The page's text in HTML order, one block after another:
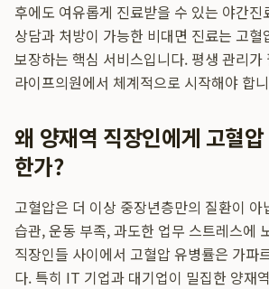
후에도 여유롭게 진료받을 수 있는 야간진
상담과 처방이 가능한 비대면 진료는 고혈
보장하는 핵심 서비스입니다. 평생 관리가
라이프의원에서 체계적으로 시작해야 합
왜 양재역 직장인에게 고혈
한가?
고혈압은 더 이상 중장년층만의 질환이 아
습관, 운동 부족, 과도한 업무 스트레스에
직장인들 사이에서 고혈압 유병률은 가파
다. 특히 IT 기업과 대기업이 밀집한 양재